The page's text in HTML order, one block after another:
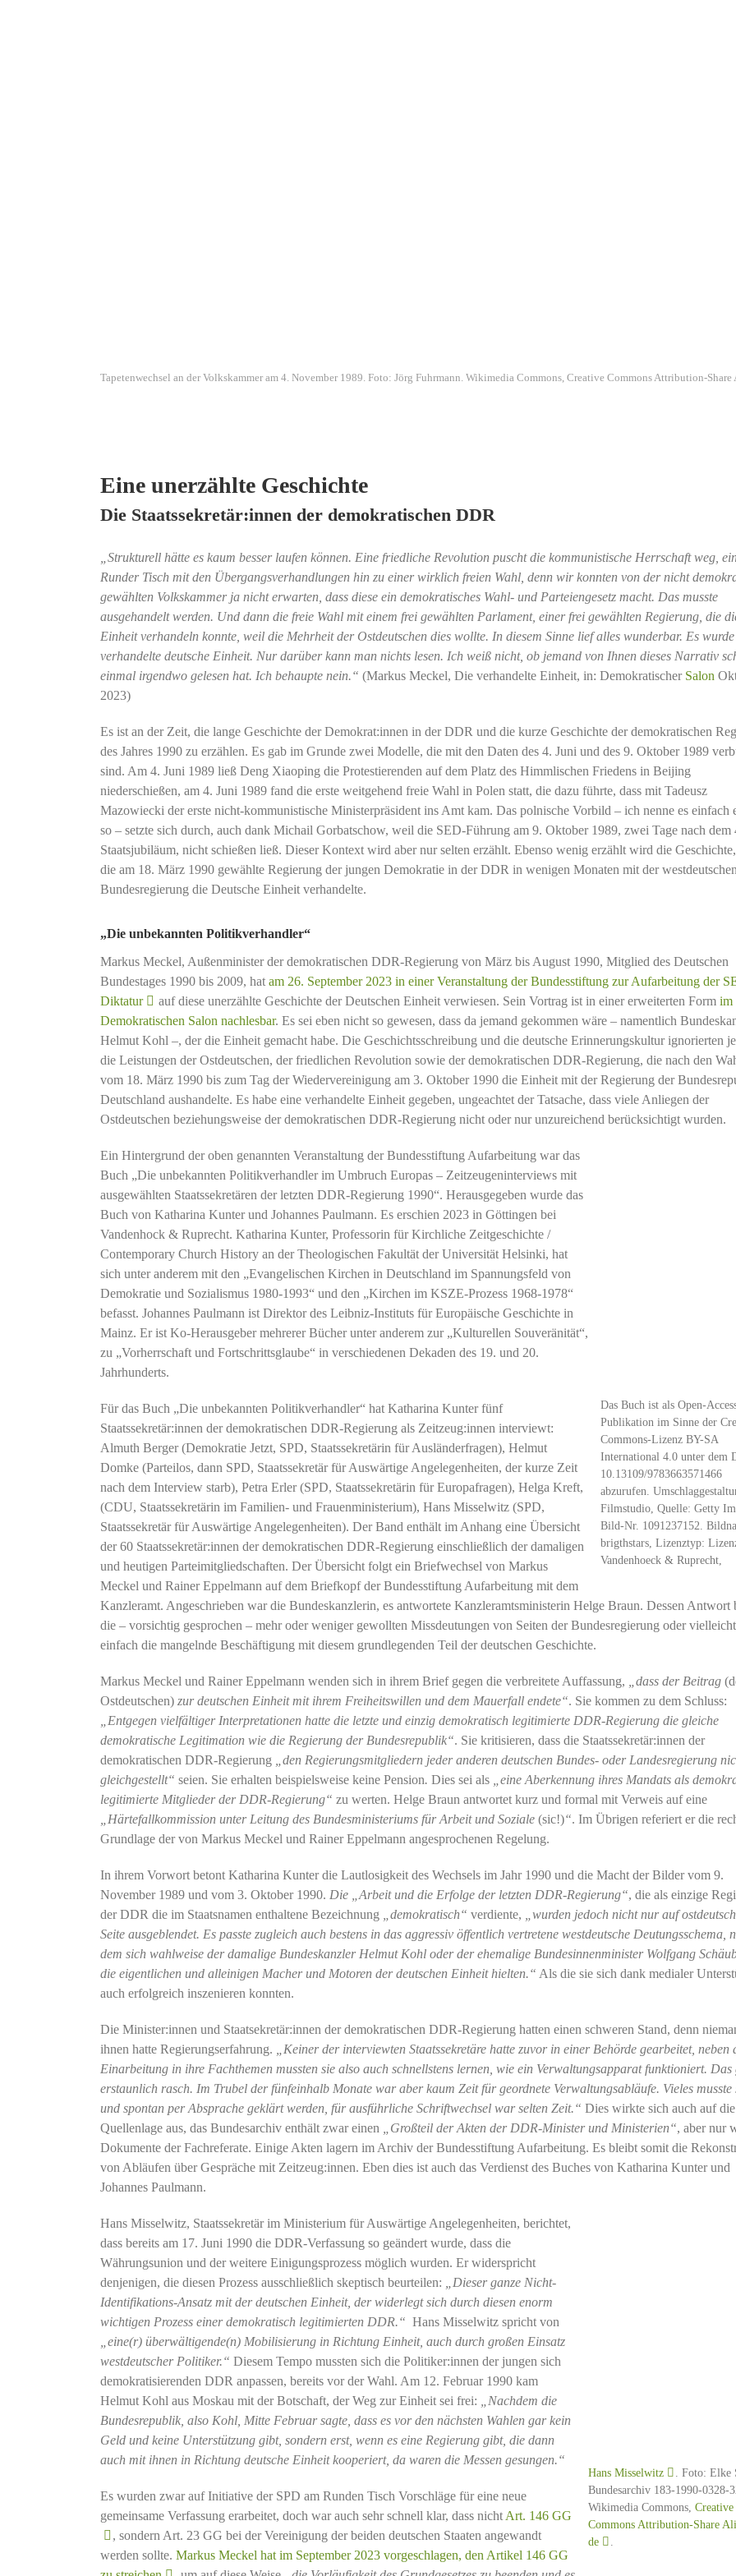
Tapetenwechsel an der Volkskammer am 4. November 1989. Foto: Jörg Fuhrmann. Wikimedia Commons, Creative Commons Attribution-
Eine unerzählte Geschichte
Die Staatssekretär:innen der demokratischen DDR
„Strukturell hätte es kaum besser laufen können. Eine friedliche Revolution puscht die kommunistische Herrschaft weg, ein
Runder Tisch mit den Übergangsverhandlungen hin zu einer wirklich freien Wahl, denn wir konnten von der nicht
gewählten Volkskammer ja nicht erwarten, dass diese ein demokratisches Wahl- und Parteiengesetz macht. Das musste
ausgehandelt werden. Und dann die freie Wahl mit einem frei gewählten Parlament, einer frei gewählten Regierung, die
Einheit verhandeln konnte, weil die Mehrheit der Ostdeutschen dies wollte. In diesem Sinne lief alles wunderbar. Es
verhandelte deutsche Einheit. Nur darüber kann man nichts lesen. Ich weiß nicht, ob jemand von Ihnen dieses Narrativ
einmal irgendwo gelesen hat. Ich behaupte nein.“ (Markus Meckel, Die verhandelte Einheit, in: Demokratischer Salon
2023)
Es ist an der Zeit, die lange Geschichte der Demokrat:innen in der DDR und die kurze Geschichte der demokratischen
des Jahres 1990 zu erzählen. Es gab im Grunde zwei Modelle, die mit den Daten des 4. Juni und des 9. Oktober 1989
sind. Am 4. Juni 1989 ließ Deng Xiaoping die Protestierenden auf dem Platz des Himmlischen Friedens in Beijing
niederschießen, am 4. Juni 1989 fand die erste weitgehend freie Wahl in Polen statt, die dazu führte, dass mit Tadeusz
Mazowiecki der erste nicht-kommunistische Ministerpräsident ins Amt kam. Das polnische Vorbild – ich nenne es einfach
so – setzte sich durch, auch dank Michail Gorbatschow, weil die SED-Führung am 9. Oktober 1989, zwei Tage nach dem
Staatsjubiläum, nicht schießen ließ. Dieser Kontext wird aber nur selten erzählt. Ebenso wenig erzählt wird die
die am 18. März 1990 gewählte Regierung der jungen Demokratie in der DDR in wenigen Monaten mit der westdeutschen
Bundesregierung die Deutsche Einheit verhandelte.
„Die unbekannten Politikverhandler“
Markus Meckel, Außenminister der demokratischen DDR-Regierung von März bis August 1990, Mitglied des Deutschen
Bundestages 1990 bis 2009, hat am 26. September 2023 in einer Veranstaltung der Bundesstiftung zur Aufarbeitung der
Diktatur
auf diese unerzählte Geschichte der Deutschen Einheit verwiesen. Sein Vortrag ist in einer erweiterten Form im
Demokratischen Salon nachlesbar. Es sei eben nicht so gewesen, dass da jemand gekommen wäre – namentlich
Helmut Kohl –, der die Einheit gemacht habe. Die Geschichtsschreibung und die deutsche Erinnerungskultur ignorierten
die Leistungen der Ostdeutschen, der friedlichen Revolution sowie der demokratischen DDR-Regierung, die nach den
vom 18. März 1990 bis zum Tag der Wiedervereinigung am 3. Oktober 1990 die Einheit mit der Regierung der
Deutschland aushandelte. Es habe eine verhandelte Einheit gegeben, ungeachtet der Tatsache, dass viele Anliegen der
Ostdeutschen beziehungsweise der demokratischen DDR-Regierung nicht oder nur unzureichend berücksichtigt wurden.
Das Buch ist als Open-
Publikation im Sinne der
Commons-Lizenz BY-SA
International 4.0 unter dem
10.13109/9783663571466
abzurufen.
Filmstudio, Quelle: Getty
Bild-Nr. 1091237152.
brigthstars, Lizenztyp:
Vandenhoeck & Ruprecht,
Ein Hintergrund der oben genannten Veranstaltung der Bundesstiftung Aufarbeitung war das
Buch „Die unbekannten Politikverhandler im Umbruch Europas – Zeitzeugeninterviews mit
ausgewählten Staatssekretären der letzten DDR-Regierung 1990“. Herausgegeben wurde das
Buch von Katharina Kunter und Johannes Paulmann. Es erschien 2023 in Göttingen bei
Vandenhock & Ruprecht. Katharina Kunter, Professorin für Kirchliche Zeitgeschichte /
Contemporary Church History an der Theologischen Fakultät der Universität Helsinki, hat
sich unter anderem mit den „Evangelischen Kirchen in Deutschland im Spannungsfeld von
Demokratie und Sozialismus 1980-1993“ und den „Kirchen im KSZE-Prozess 1968-1978“
befasst. Johannes Paulmann ist Direktor des Leibniz-Instituts für Europäische Geschichte in
Mainz. Er ist Ko-Herausgeber mehrerer Bücher unter anderem zur „Kulturellen Souveränität“,
zu „Vorherrschaft und Fortschrittsglaube“ in verschiedenen Dekaden des 19. und 20.
Jahrhunderts.
Für das Buch „Die unbekannten Politikverhandler“ hat Katharina Kunter fünf
Staatssekretär:innen der demokratischen DDR-Regierung als Zeitzeug:innen interviewt:
Almuth Berger (Demokratie Jetzt, SPD, Staatssekretärin für Ausländerfragen), Helmut
Domke (Parteilos, dann SPD, Staatssekretär für Auswärtige Angelegenheiten, der kurze Zeit
nach dem Interview starb), Petra Erler (SPD, Staatssekretärin für Europafragen), Helga Kreft,
(CDU, Staatssekretärin im Familien- und Frauenministerium), Hans Misselwitz (SPD,
Staatssekretär für Auswärtige Angelegenheiten). Der Band enthält im Anhang eine Übersicht
der 60 Staatssekretär:innen der demokratischen DDR-Regierung einschließlich der damaligen
und heutigen Parteimitgliedschaften. Der Übersicht folgt ein Briefwechsel von Markus
Meckel und Rainer Eppelmann auf dem Briefkopf der Bundesstiftung Aufarbeitung mit dem
Kanzleramt. Angeschrieben war die Bundeskanzlerin, es antwortete Kanzleramtsministerin Helge Braun. Dessen Antwort
die – vorsichtig gesprochen – mehr oder weniger gewollten Missdeutungen von Seiten der Bundesregierung oder
einfach die mangelnde Beschäftigung mit diesem grundlegenden Teil der deutschen Geschichte.
Markus Meckel und Rainer Eppelmann wenden sich in ihrem Brief gegen die verbreitete Auffassung, „dass der Beitrag
Ostdeutschen) zur deutschen Einheit mit ihrem Freiheitswillen und dem Mauerfall endete“. Sie kommen zu dem Schluss:
„Entgegen vielfältiger Interpretationen hatte die letzte und einzig demokratisch legitimierte DDR-Regierung die gleiche
demokratische Legitimation wie die Regierung der Bundesrepublik“. Sie kritisieren, dass die Staatssekretär:innen der
demokratischen DDR-Regierung
„den Regierungsmitgliedern jeder anderen deutschen Bundes- oder Landesregierung
gleichgestellt“ seien. Sie erhalten beispielsweise keine Pension. Dies sei als
„eine Aberkennung ihres Mandats als
legitimierte Mitglieder der DDR-Regierung“ zu werten. Helge Braun antwortet kurz und formal mit Verweis auf eine
„Härtefallkommission unter Leitung des Bundesministeriums für Arbeit und Soziale(sic!)“. Im Übrigen referiert er die
Grundlage der von Markus Meckel und Rainer Eppelmann angesprochenen Regelung.
In ihrem Vorwort betont Katharina Kunter die Lautlosigkeit des Wechsels im Jahr 1990 und die Macht der Bilder vom 9.
November 1989 und vom 3. Oktober 1990. Die „Arbeit und die Erfolge der letzten DDR-Regierung“, die als einzige
der DDR die im Staatsnamen enthaltene Bezeichnung
„demokratisch“ verdiente,
„wurden jedoch nicht nur auf
Seite ausgeblendet. Es passte zugleich auch bestens in das aggressiv öffentlich vertretene westdeutsche Deutungsschema,
dem sich wahlweise der damalige Bundeskanzler Helmut Kohl oder der ehemalige Bundesinnenminister Wolfgang
die eigentlichen und alleinigen Macher und Motoren der deutschen Einheit hielten.“ Als die sie sich dank medialer
auch erfolgreich inszenieren konnten.
Die Minister:innen und Staatsekretär:innen der demokratischen DDR-Regierung hatten einen schweren Stand, denn
ihnen hatte Regierungserfahrung.
„Keiner der interviewten Staatssekretäre hatte zuvor in einer Behörde gearbeitet, neben
Einarbeitung in ihre Fachthemen mussten sie also auch schnellstens lernen, wie ein Verwaltungsapparat funktioniert. Das
erstaunlich rasch. Im Trubel der fünfeinhalb Monate war aber kaum Zeit für geordnete Verwaltungsabläufe. Vieles musste
und spontan per Absprache geklärt werden, für ausführliche Schriftwechsel war selten Zeit.“ Dies wirkte sich auch auf die
Quellenlage aus, das Bundesarchiv enthält zwar einen
„Großteil der Akten der DDR-Minister und Ministerien“, aber nur
Dokumente der Fachreferate. Einige Akten lagern im Archiv der Bundesstiftung Aufarbeitung. Es bleibt somit die
von Abläufen über Gespräche mit Zeitzeug:innen. Eben dies ist auch das Verdienst des Buches von Katharina Kunter und
Johannes Paulmann.
Hans Misselwitz
. Foto: Elke
Bundesarchiv 183-1990-0328-
Wikimedia Commons,Creative
Commons Attribution-Share
de
.
Hans Misselwitz, Staatssekretär im Ministerium für Auswärtige Angelegenheiten, berichtet,
dass bereits am 17. Juni 1990 die DDR-Verfassung so geändert wurde, dass die
Währungsunion und der weitere Einigungsprozess möglich wurden. Er widerspricht
denjenigen, die diesen Prozess ausschließlich skeptisch beurteilen:
„Dieser ganze Nicht-
Identifikations-Ansatz mit der deutschen Einheit, der widerlegt sich durch diesen enorm
wichtigen Prozess einer demokratisch legitimierten DDR.“ Hans Misselwitz spricht von
„eine(r) überwältigende(n) Mobilisierung in Richtung Einheit, auch durch großen Einsatz
westdeutscher Politiker.“ Diesem Tempo mussten sich die Politiker:innen der jungen sich
demokratisierenden DDR anpassen, bereits vor der Wahl. Am 12. Februar 1990 kam
Helmut Kohl aus Moskau mit der Botschaft, der Weg zur Einheit sei frei:
„Nachdem die
Bundesrepublik, also Kohl, Mitte Februar sagte, dass es vor den nächsten Wahlen gar kein
Geld und keine Unterstützung gibt, sondern erst, wenn es eine Regierung gibt, die dann
auch mit ihnen in Richtung deutsche Einheit kooperiert, da waren die Messen gesungen.“
Es wurden zwar auf Initiative der SPD am Runden Tisch Vorschläge für eine neue
gemeinsame Verfassung erarbeitet, doch war auch sehr schnell klar, dass nicht Art. 146 GG
, sondern Art. 23 GG bei der Vereinigung der beiden deutschen Staaten angewandt
werden sollte. Markus Meckel hat im September 2023 vorgeschlagen, den Artikel 146 GG